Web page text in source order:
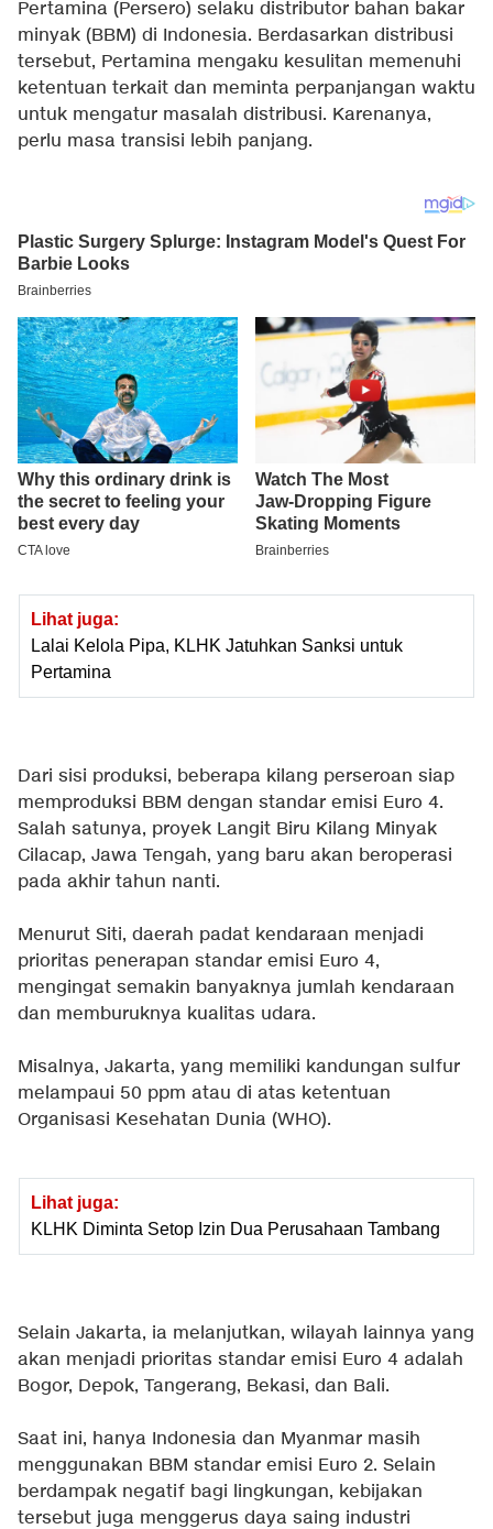
Pertamina (Persero) selaku distributor bahan bakar
minyak (BBM) di Indonesia. Berdasarkan distribusi
tersebut, Pertamina mengaku kesulitan memenuhi
ketentuan terkait dan meminta perpanjangan waktu
untuk mengatur masalah distribusi. Karenanya,
perlu masa transisi lebih panjang.
Lihat juga:
Lalai Kelola Pipa, KLHK Jatuhkan Sanksi untuk
Pertamina
Dari sisi produksi, beberapa kilang perseroan siap
memproduksi BBM dengan standar emisi Euro 4.
Salah satunya, proyek Langit Biru Kilang Minyak
Cilacap, Jawa Tengah, yang baru akan beroperasi
pada akhir tahun nanti.
Menurut Siti, daerah padat kendaraan menjadi
prioritas penerapan standar emisi Euro 4,
mengingat semakin banyaknya jumlah kendaraan
dan memburuknya kualitas udara.
Misalnya, Jakarta, yang memiliki kandungan sulfur
melampaui 50 ppm atau di atas ketentuan
Organisasi Kesehatan Dunia (WHO).
Lihat juga:
KLHK Diminta Setop Izin Dua Perusahaan Tambang
Selain Jakarta, ia melanjutkan, wilayah lainnya yang
akan menjadi prioritas standar emisi Euro 4 adalah
Bogor, Depok, Tangerang, Bekasi, dan Bali.
Saat ini, hanya Indonesia dan Myanmar masih
menggunakan BBM standar emisi Euro 2. Selain
berdampak negatif bagi lingkungan, kebijakan
tersebut juga menggerus daya saing industri